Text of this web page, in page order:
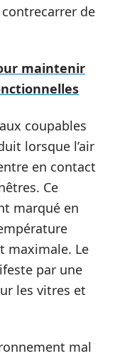
de
maintenir
coupables
lorsque l’air
en contact
Ce
marqué en
maximale. Le
par une
les vitres et
mal